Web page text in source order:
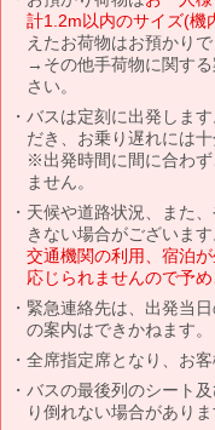
計1.2m以内のサイズ(機
えたお荷物はお預かりで
→その他手荷物に関する
さい。
バスは定刻に出発しま
だき、お乗り遅れには十
※出発時間に間に合わ
ません。
天候や道路状況、また
きない場合がございます
交通機関の利用、宿泊
応じられませんので予め
緊急連絡先は、出発当
の案内はできかねます。
全席指定席となり、お
バスの最後列のシート
り倒れない場合がありま